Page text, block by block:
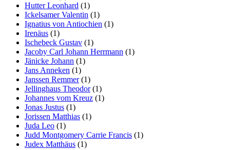
Hutter Leonhard (1)
Ickelsamer Valentin (1)
Ignatius von Antiochien (1)
Irenäus (1)
Ischebeck Gustav (1)
Jacoby Carl Johann Herrmann (1)
Jänicke Johann (1)
Jans Anneken (1)
Janssen Remmer(1)
Jellinghaus Theodor(1)
Johannes vom Kreuz (1)
Jonas Justus (1)
Jorissen Matthias (1)
Juda Leo (1)
Judd Montgomery Carrie Francis (1)
Judex Matthäus (1)